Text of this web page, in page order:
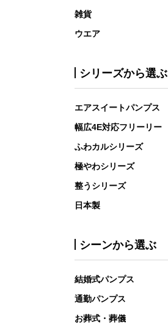
雑貨
ウエア
シリーズから選ぶ
エアスイートパンプス
幅広4E対応フリーリー
ふわカルシリーズ
極やわシリーズ
整うシリーズ
日本製
シーンから選ぶ
結婚式パンプス
通勤パンプス
お葬式・葬儀